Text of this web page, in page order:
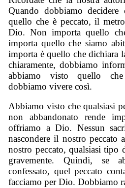
Quando dobbiamo
quello che è peccato, il
Dio. Non importa quello
importa quello che siamo
importa è quello che dichiara
chiaramente, dobbiamo
abbiamo visto quello
dobbiamo vivere così.
Abbiamo visto che qualsiasi
non abbandonato rende
offriamo a Dio. Nessun
nascondere il nostro
nostro peccato, qualsiasi tipo
gravemente. Quindi, se
confessato, quel peccato
facciamo per Dio. Dobbiamo